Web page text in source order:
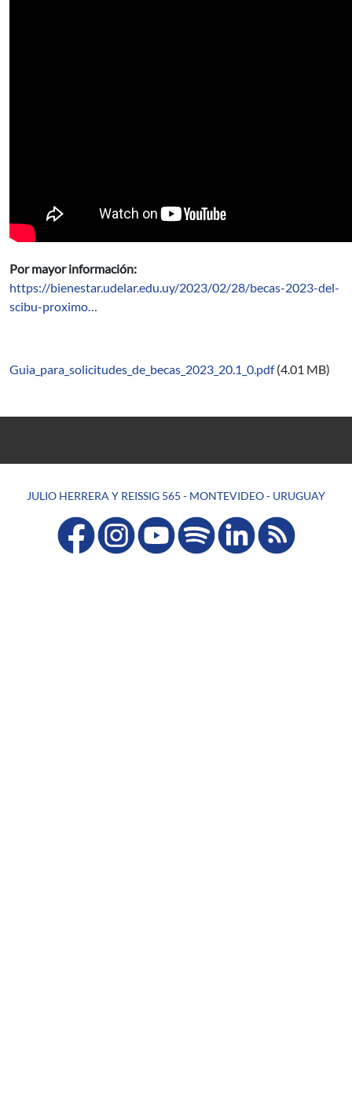
Por mayor información:
https://bienestar.udelar.edu.uy/2023/02/28/becas-2023-del-
scibu-proximo…
Guia_para_solicitudes_de_becas_2023_20.1_0.pdf (4.01 MB)
JULIO HERRERA Y REISSIG 565 - MONTEVIDEO - URUGUAY